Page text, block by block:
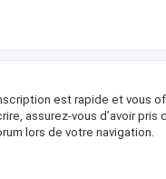
est rapide et
assurez-vous d’avoir
lors de votre navigation.